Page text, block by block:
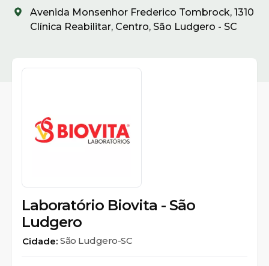
Avenida Monsenhor Frederico Tombrock, 1310
Clínica Reabilitar, Centro, São Ludgero - SC
Laboratório Biovita - São
Ludgero
Cidade: São Ludgero-SC